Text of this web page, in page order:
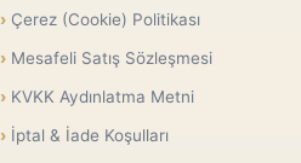
Çerez (Cookie) Politikası
Mesafeli Satış Sözleşmesi
KVKK Aydınlatma Metni
İptal & İade Koşulları